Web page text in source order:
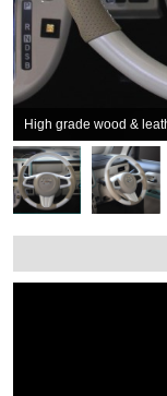
High grade wood &